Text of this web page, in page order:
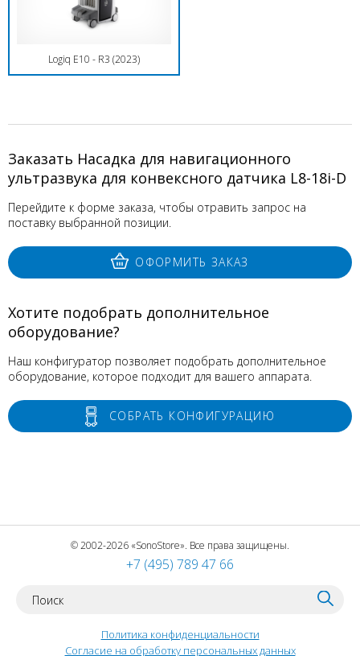
Logiq E10 - R3 (2023)
Заказать Насадка для навигационного
ультразвука для конвексного датчика L8-18i-D
Перейдите к форме заказа, чтобы отравить запрос на
поставку выбранной позиции.
ОФОРМИТЬ ЗАКАЗ
Хотите подобрать дополнительное
оборудование?
Наш конфигуратор позволяет подобрать дополнительное
оборудование, которое подходит для вашего аппарата.
СОБРАТЬ КОНФИГУРАЦИЮ
© 2002-2026 «SonoStore». Все права защищены.
+7 (495) 789 47 66
Политика конфиденциальности
Согласие на обработку персональных данных